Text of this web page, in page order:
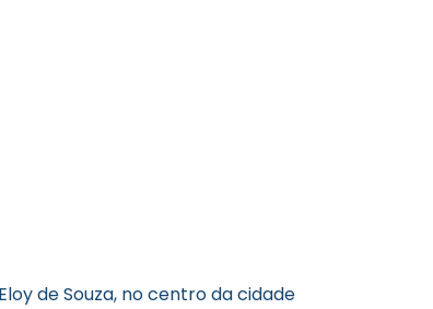
de Souza, no centro da cidade